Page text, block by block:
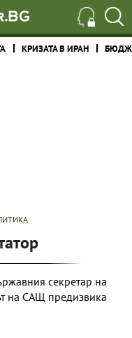
КРИЗАТА В ИРАН
секретар на
на САЩ предизвика